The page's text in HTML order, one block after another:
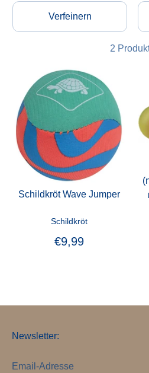
Verfeinern
2
Schildkröt Wave Jumper
Schildkröt
€9,99
Newsletter:
Email-Adresse